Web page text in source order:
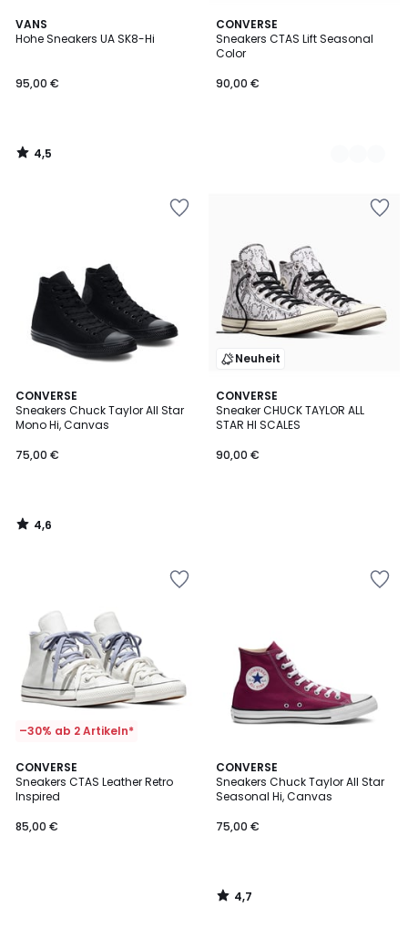
VANS
Hohe Sneakers UA SK8-Hi
95,00 €
4,5
/ 5
4,5
/
CONVERSE
Sneakers CTAS Lift Seasonal
Color
90,00 €
2
Farben
CONVERSE
Sneakers Chuck Taylor All Star
Mono Hi, Canvas
75,00 €
4,6
/ 5
4,6
/
Neuheit
CONVERSE
Sneaker CHUCK TAYLOR ALL
STAR HI SCALES
90,00 €
–30% ab 2 Artikeln*
CONVERSE
Sneakers CTAS Leather Retro
Inspired
85,00 €
CONVERSE
Sneakers Chuck Taylor All Star
Seasonal Hi, Canvas
75,00 €
4,7
/ 5
4,7
/